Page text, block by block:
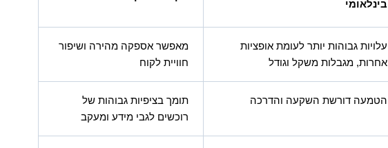
בינלאומי
עלויות גבוהות יותר לעומת אופציות
אחרות, מגבלות משקל וגודל
מאפשר אספקה מהירה ושיפור
חוויית לקוח
הטמעה דורשת השקעה והדרכה
תומך בציפיות גבוהות של
רוכשים לגבי מידע ומעקב